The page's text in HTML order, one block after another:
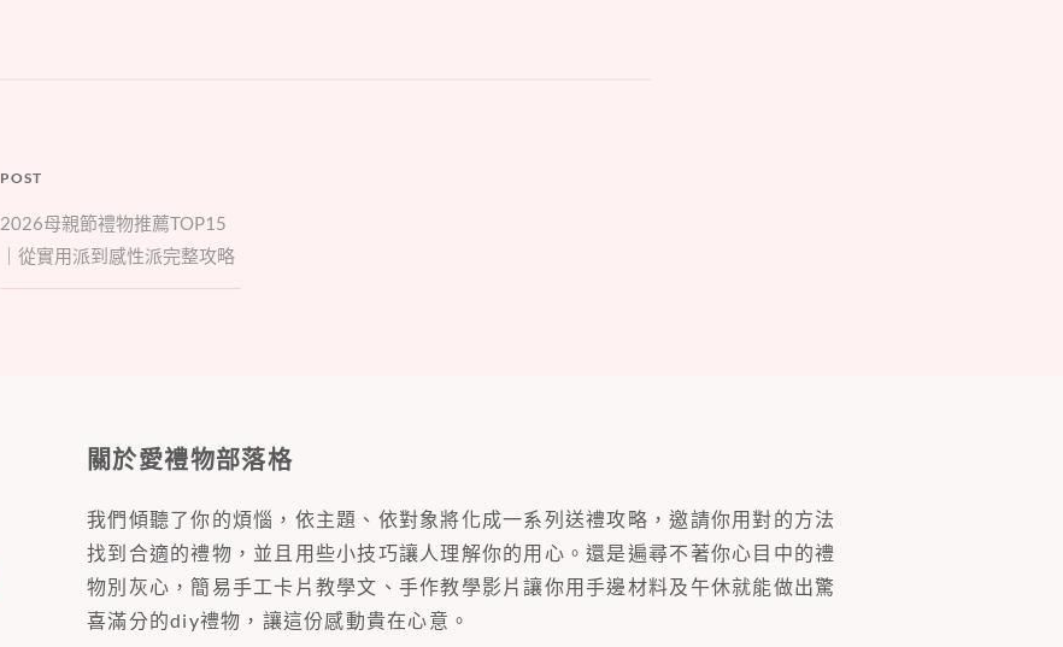
POST
2026母親節禮物推薦TOP15
｜從實用派到感性派完整攻略
關於愛禮物部落格
我們傾聽了你的煩惱，依主題、依對象將化成一系列送禮攻略，邀請你用對的方法
找到合適的禮物，並且用些小技巧讓人理解你的用心。還是遍尋不著你心目中的禮
物別灰心，簡易手工卡片教學文、手作教學影片讓你用手邊材料及午休就能做出驚
喜滿分的diy禮物，讓這份感動貴在心意。